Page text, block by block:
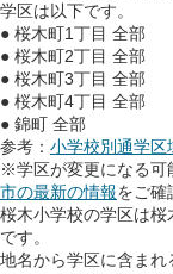
学区は以下です。
● 桜木町1丁目 全部
● 桜木町2丁目 全部
● 桜木町3丁目 全部
● 桜木町4丁目 全部
● 錦町 全部
参考： 小学校別通学区
※学区が変更になる可
市の最新の情報をご確
桜木小学校の学区は
です。
地名から学区に含ま